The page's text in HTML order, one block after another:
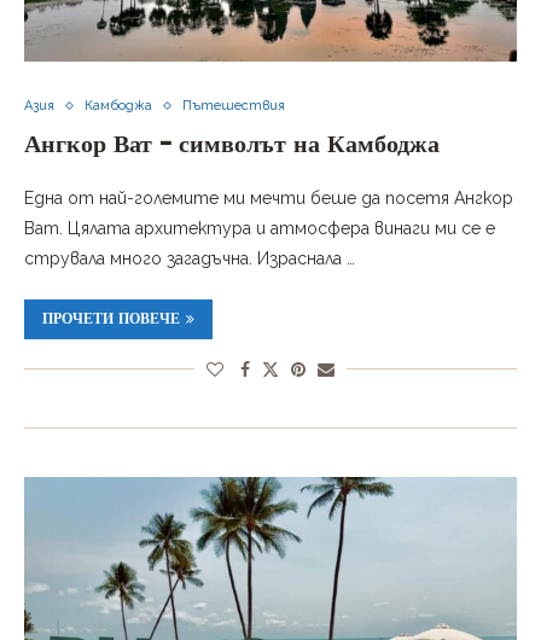
Азия Камбоджа Пътешествия
Ангкор Ват – символът на Камбоджа
Една от най-големите ми мечти беше да посетя Ангкор
Ват. Цялата архитектура и атмосфера винаги ми се е
струвала много загадъчна. Израснала …
ПРОЧЕТИ ПОВЕЧЕ